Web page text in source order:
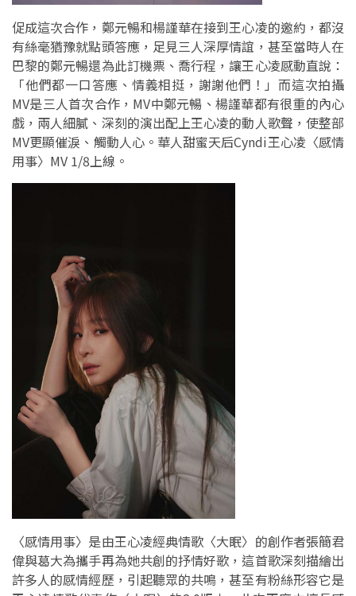
促成這次合作，鄭元暢和楊謹華在接到王心凌的邀約，都沒
有絲毫猶豫就點頭答應，足見三人深厚情誼，甚至當時人在
巴黎的鄭元暢還為此訂機票、喬行程，讓王心凌感動直說：
「他們都一口答應、情義相挺，謝謝他們！」而這次拍攝
MV是三人首次合作，MV中鄭元暢、楊謹華都有很重的內心
戲，兩人細膩、深刻的演出配上王心凌的動人歌聲，使整部
MV更顯催淚、觸動人心。華人甜蜜天后Cyndi王心凌〈感情
用事〉MV 1/8上線。
〈感情用事〉是由王心凌經典情歌〈大眠〉的創作者張簡君
偉與葛大為攜手再為她共創的抒情好歌，這首歌深刻描繪出
許多人的感情經歷，引起聽眾的共鳴，甚至有粉絲形容它是